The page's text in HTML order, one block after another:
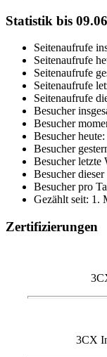
Statistik bis
Seitenaufrufe
Seitenaufrufe
Seitenaufrufe
Seitenaufrufe
Seitenaufrufe
Besucher
Besucher
Besucher heute:
Besucher
Besucher letzte
Besucher
Besucher pro
Gezählt seit: 1.
Zertifizierungen
3CX